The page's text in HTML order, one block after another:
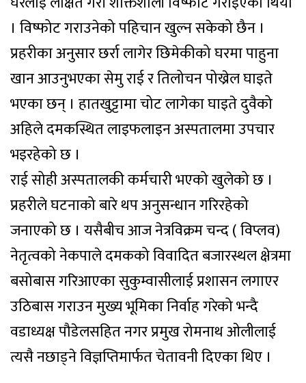
। विष्फोट गराउनेको पहिचान खुल्न सकेको छैन ।
प्रहरीका अनुसार छर्रा लागेर छिमेकीको घरमा पाहुना
खान आउनुभएका सेमु राई र तिलोचन पोख्रेल घाइते
भएका छन् । हातखुट्टामा चोट लागेका घाइते दुवैको
अहिले दमकस्थित लाइफलाइन अस्पतालमा उपचार
भइरहेको छ ।
राई सोही अस्पतालकी कर्मचारी भएको खुलेको छ ।
प्रहरीले घटनाको बारे थप अनुसन्धान गरिरहेको
जनाएको छ । यसैबीच आज नेत्रविक्रम चन्द ( विप्लव)
नेतृत्वको नेकपाले दमकको विवादित बजारस्थल क्षेत्रमा
बसोबास गरिआएका सुकुम्वासीलाई प्रशासन लगाएर
उठिबास गराउन मुख्य भूमिका निर्वाह गरेको भन्दै
वडाध्यक्ष पौडेलसहित नगर प्रमुख रोमनाथ ओलीलाई
त्यसै नछाड्ने विज्ञप्तिमार्फत चेतावनी दिएका थिए ।